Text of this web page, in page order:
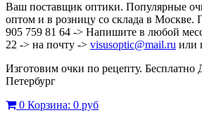
Ваш поставщик оптики. Популярные
оптом и в розницу со склада в Москве.
905 759 81 64 -> Напишите в любой
22 -> на почту -> visusoptic@mail.ru или
Изготовим очки по рецепту. Бесплатно
Петербург
0 Корзина: 0 руб